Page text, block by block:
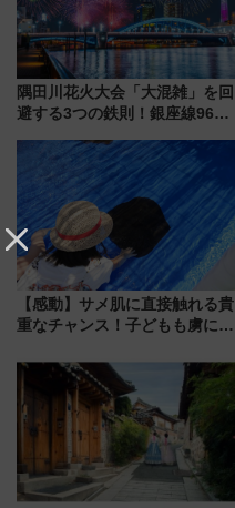
隅田川花火大会「大混雑」を回
避する3つの鉄則！銀座線96本
ツリー駅の規制まとめ 7/25開催
（2026年）
【感動】サメ肌に直接触れる貴
重なチャンス！子どもも虜にな
メのタッチングプール」【夏休
み限定企画】